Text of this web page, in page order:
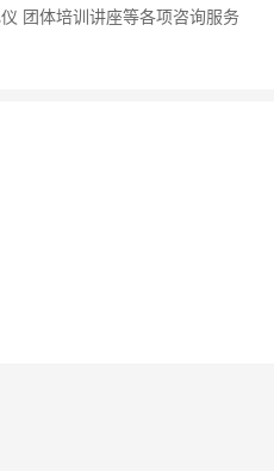
团体培训讲座等各项咨询服务